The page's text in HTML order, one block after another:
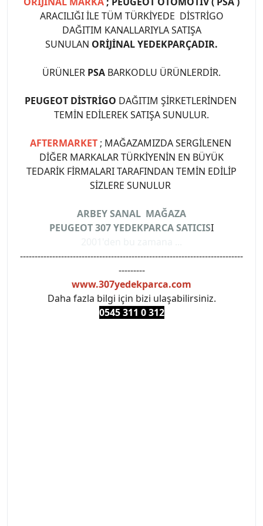
ARACILIĞI İLE TÜM TÜRKİYEDE DİSTRİGO
DAĞITIM KANALLARIYLA SATIŞA
SUNULAN ORİJİNAL YEDEKPARÇADIR.
ÜRÜNLER PSA BARKODLU ÜRÜNLERDİR.
PEUGEOT DİSTRİGO DAĞITIM ŞİRKETLERİNDEN
TEMİN EDİLEREK SATIŞA SUNULUR.
AFTERMARKET ; MAĞAZAMIZDA SERGİLENEN
DİĞER MARKALAR TÜRKİYENİN EN BÜYÜK
TEDARİK FİRMALARI TARAFINDAN TEMİN EDİLİP
SİZLERE SUNULUR
ARBEY SANAL MAĞAZA
PEUGEOT 307 YEDEKPARCA SATICISI
----------------------------------------------------------------------------
---------
www.307yedekparca.com
Daha fazla bilgi için bizi ulaşabilirsiniz.
0545 311 0 312